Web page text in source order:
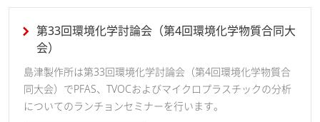
第33回環境化学討論会（第4回環境化学物質合同大
会）
島津製作所は第33回環境化学討論会（第4回環境化学物質合
同大会）でPFAS、TVOCおよびマイクロプラスチックの分析
についてのランチョンセミナーを行います。